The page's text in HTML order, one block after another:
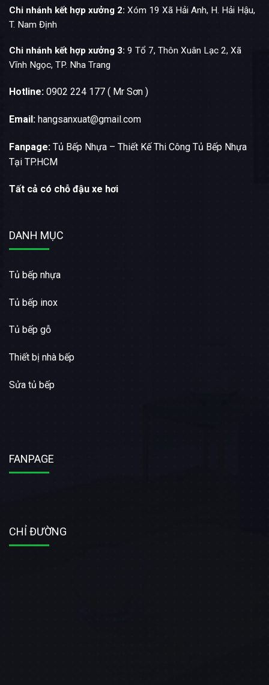
Chi nhánh kết hợp xưởng 2: Xóm 19 Xã Hải Anh, H. Hải Hậu,
T. Nam Định
Chi nhánh kết hợp xưởng 3: 9 Tổ 7, Thôn Xuân Lạc 2, Xã
Vĩnh Ngọc, TP. Nha Trang
Hotline: 0902 224 177 ( Mr Sơn )
Email: hangsanxuat@gmail.com
Fanpage: Tủ Bếp Nhựa – Thiết Kế Thi Công Tủ Bếp Nhựa
Tại TP.HCM
Tất cả có chỗ đậu xe hơi
DANH MỤC
Tủ bếp nhựa
Tủ bếp inox
Tủ bếp gỗ
Thiết bị nhà bếp
Sửa tủ bếp
FANPAGE
CHỈ ĐƯỜNG